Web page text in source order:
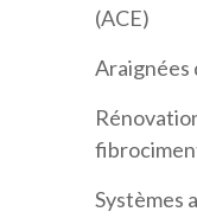
(ACE)
Araignées
Systèmes